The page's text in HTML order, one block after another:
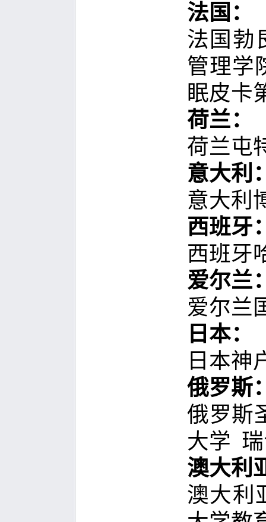
法国：
法国勃
管理学
眠皮卡
荷兰：
荷兰屯
意大利
意大利
西班牙
西班牙
爱尔兰
爱尔兰
日本：
日本神
俄罗斯
俄罗斯
大学
澳大利
澳大利